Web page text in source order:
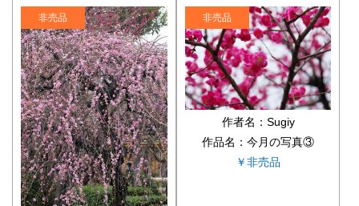
非売品 非売品
作者名：Sugiy
作品名：今月の写真③
￥非売品